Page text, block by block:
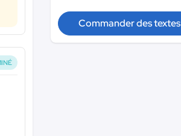
Commander des textes